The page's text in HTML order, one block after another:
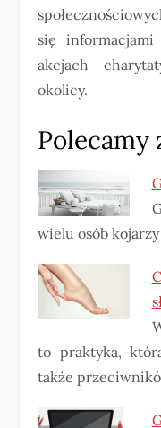
się
akcjach
okolicy.
Polecamy
wielu osób
to praktyka,
także